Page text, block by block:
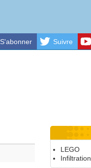
S'abonner Suivre
LEGO
Infiltration